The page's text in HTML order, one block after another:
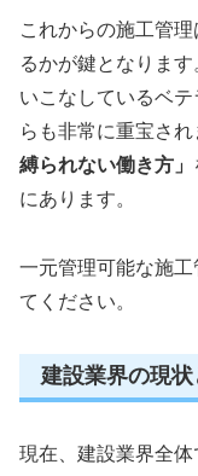
これからの施工管
るかが鍵となりま
いこなしているベ
らも非常に重宝され
縛られない働き方」
にあります。
一元管理可能な施
てください。
建設業界の現状
現在、建設業界全